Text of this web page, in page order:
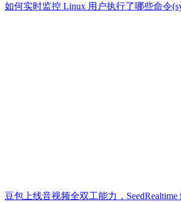
如何实时监控 Linux 用户执行了哪些命令
豆包上线音视频全双工能力，